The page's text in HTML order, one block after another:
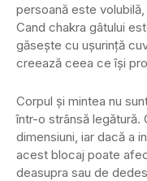
persoană este
Cand chakra gâtului
găsește cu ușurință
creează ceea ce își
Corpul și mintea nu
într-o strânsă legătură.
dimensiuni, iar dacă a
acest blocaj poate
deasupra sau de